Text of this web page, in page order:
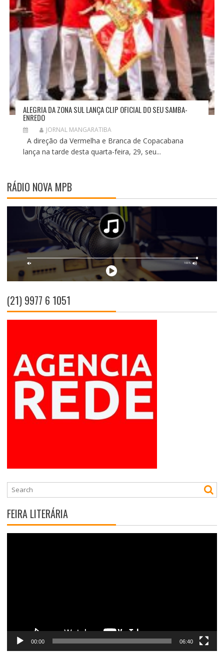
ALEGRIA DA ZONA SUL LANÇA CLIP OFICIAL DO SEU SAMBA-
ENREDO
JORNAL MANGARATIBA
A direção da Vermelha e Branca de Copacabana
lança na tarde desta quarta-feira, 29, seu...
RÁDIO NOVA MPB
(21) 9977 6 1051
FEIRA LITERÁRIA
00:00 06:40